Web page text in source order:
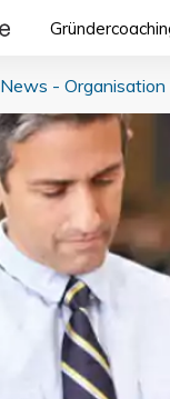
News - Organisation